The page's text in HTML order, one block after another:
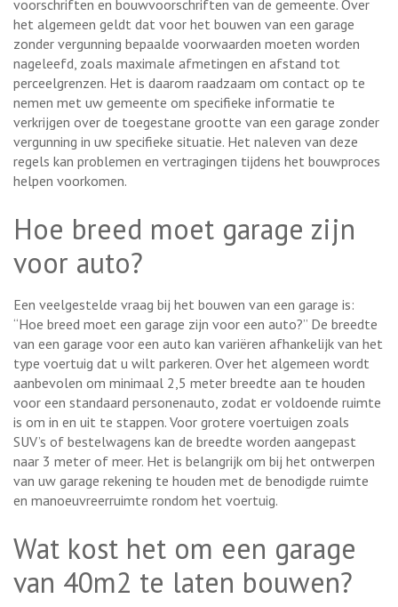
voorschriften en bouwvoorschriften van de gemeente. Over
het algemeen geldt dat voor het bouwen van een garage
zonder vergunning bepaalde voorwaarden moeten worden
nageleefd, zoals maximale afmetingen en afstand tot
perceelgrenzen. Het is daarom raadzaam om contact op te
nemen met uw gemeente om specifieke informatie te
verkrijgen over de toegestane grootte van een garage zonder
vergunning in uw specifieke situatie. Het naleven van deze
regels kan problemen en vertragingen tijdens het bouwproces
helpen voorkomen.
Hoe breed moet garage zijn
voor auto?
Een veelgestelde vraag bij het bouwen van een garage is:
“Hoe breed moet een garage zijn voor een auto?” De breedte
van een garage voor een auto kan variëren afhankelijk van het
type voertuig dat u wilt parkeren. Over het algemeen wordt
aanbevolen om minimaal 2,5 meter breedte aan te houden
voor een standaard personenauto, zodat er voldoende ruimte
is om in en uit te stappen. Voor grotere voertuigen zoals
SUV’s of bestelwagens kan de breedte worden aangepast
naar 3 meter of meer. Het is belangrijk om bij het ontwerpen
van uw garage rekening te houden met de benodigde ruimte
en manoeuvreerruimte rondom het voertuig.
Wat kost het om een garage
van 40m2 te laten bouwen?